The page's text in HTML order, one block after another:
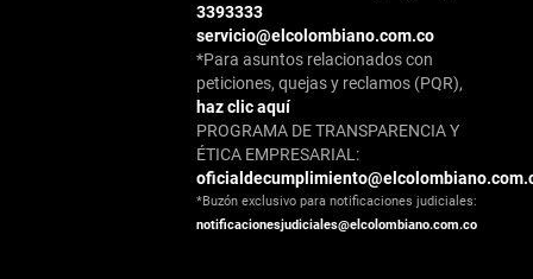
3393333
servicio@elcolombiano.com.co
*Para asuntos relacionados con
peticiones, quejas y reclamos (PQR),
haz clic aquí
PROGRAMA DE TRANSPARENCIA Y
ÉTICA EMPRESARIAL:
*Buzón exclusivo para notificaciones judiciales:
notificacionesjudiciales@elcolombiano.com.co